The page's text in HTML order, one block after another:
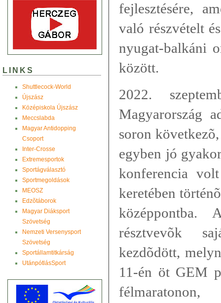
LINKS
Shuttlecock-World
Újszász
Középiskola Újszász
Meccslabda
Magyar Antidopping
Csoport
Inter-Crosse
Extremesportok
Sportágválasztó
Sportmegoldások
MEOSZ
Edzõtáborok
Magyar Diáksport
Szövetség
Nemzeti Versenysport
Szövetség
Sportállamtitkárság
UtánpótlásSport
fejlesztésére,
való részvételt
nyugat-balkáni
között.
2022.
Magyarország
soron
egyben jó
konferencia
keretében
résztvevõk
kezdõdött,
11-én öt GEM